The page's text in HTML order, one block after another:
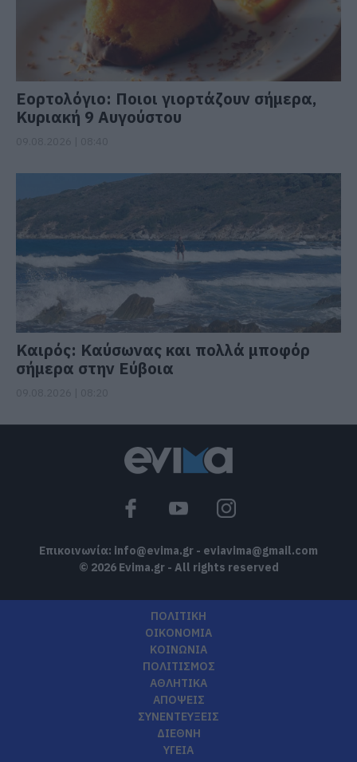
Εορτολόγιο: Ποιοι γιορτάζουν σήμερα,
Κυριακή 9 Αυγούστου
Καιρός: Καύσωνας και πολλά μποφόρ
σήμερα στην Εύβοια
Επικοινωνία: info@evima.gr - eviavima@gmail.com
© 2026 Evima.gr - All rights reserved
ΠΟΛΙΤΙΚΗ
ΟΙΚΟΝΟΜΙΑ
ΚΟΙΝΩΝΙΑ
ΠΟΛΙΤΙΣΜΟΣ
ΑΘΛΗΤΙΚΑ
ΑΠΟΨΕΙΣ
ΣΥΝΕΝΤΕΥΞΕΙΣ
ΔΙΕΘΝΗ
ΥΓΕΙΑ